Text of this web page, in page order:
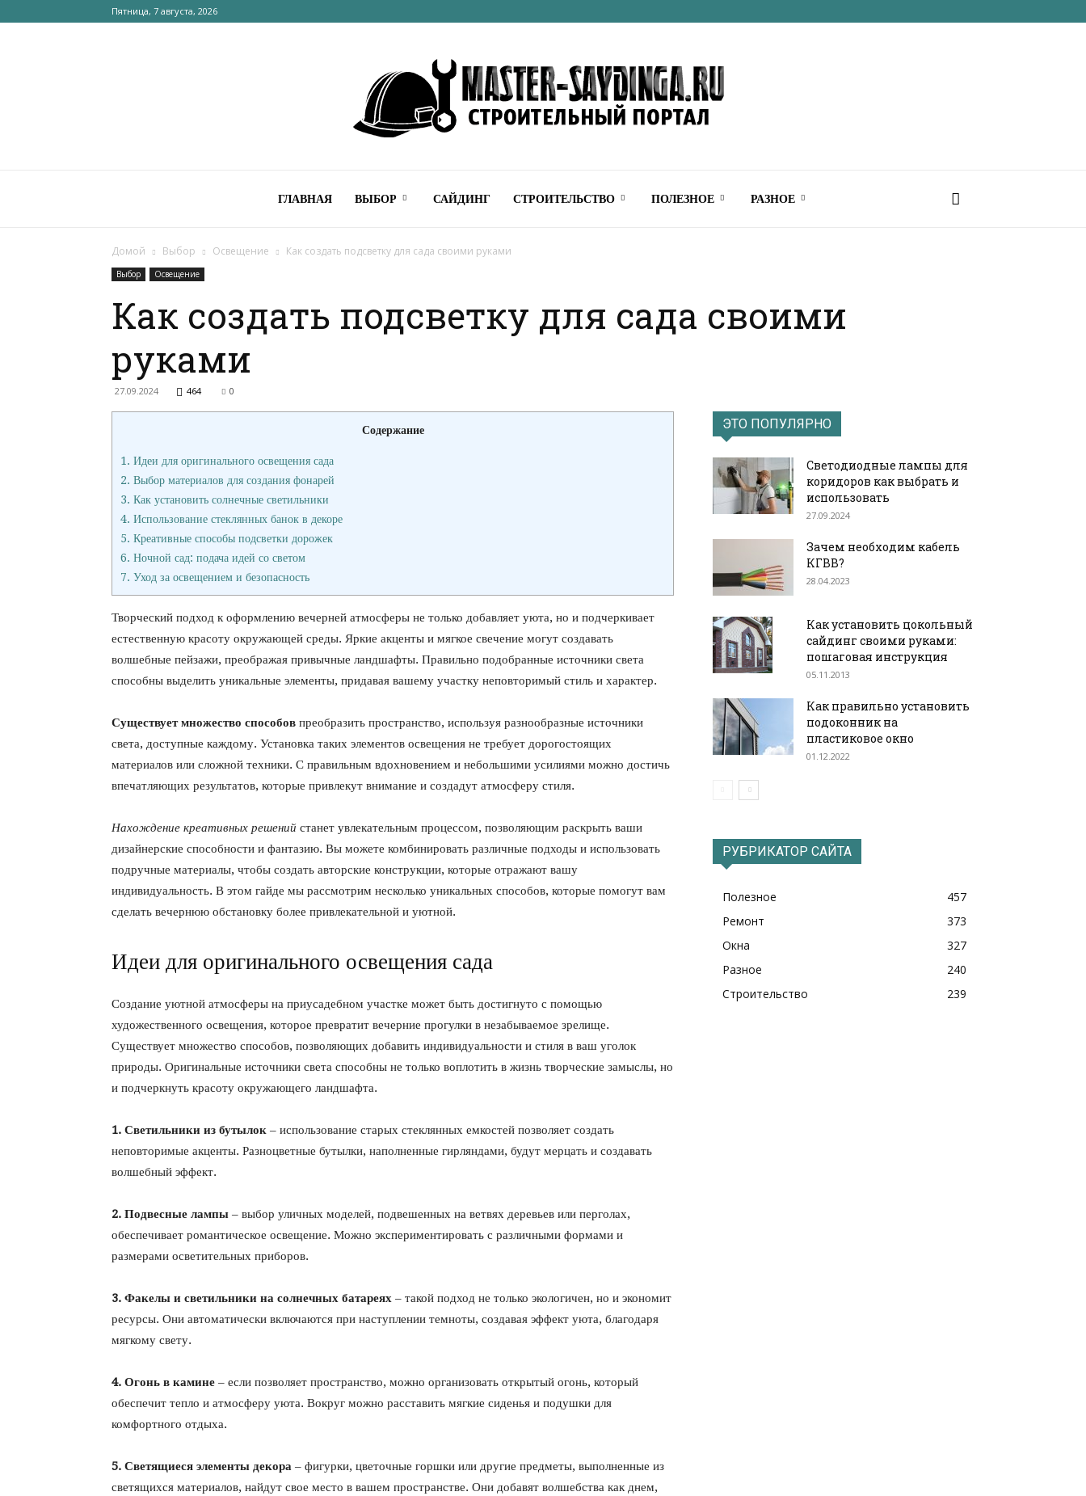
Пятница, 7 августа, 2026
Строительный
ГЛАВНАЯ ВЫБОР САЙДИНГ СТРОИТЕЛЬСТВО ПОЛЕЗНОЕ РАЗНОЕ
Домой Выбор Освещение Как создать подсветку для сада своими руками
Выбор Освещение
Как создать подсветку для сада своими
руками
27.09.2024 464 0
Содержание
1. Идеи для оригинального освещения сада
2. Выбор материалов для создания фонарей
3. Как установить солнечные светильники
4. Использование стеклянных банок в декоре
5. Креативные способы подсветки дорожек
6. Ночной сад: подача идей со светом
7. Уход за освещением и безопасность
Творческий подход к оформлению вечерней атмосферы не только добавляет уюта, но и подчеркивает
естественную красоту окружающей среды. Яркие акценты и мягкое свечение могут создавать
волшебные пейзажи, преображая привычные ландшафты. Правильно подобранные источники света
способны выделить уникальные элементы, придавая вашему участку неповторимый стиль и характер.
Существует множество способов преобразить пространство, используя разнообразные источники
света, доступные каждому. Установка таких элементов освещения не требует дорогостоящих
материалов или сложной техники. С правильным вдохновением и небольшими усилиями можно достичь
впечатляющих результатов, которые привлекут внимание и создадут атмосферу стиля.
Нахождение креативных решений станет увлекательным процессом, позволяющим раскрыть ваши
дизайнерские способности и фантазию. Вы можете комбинировать различные подходы и использовать
подручные материалы, чтобы создать авторские конструкции, которые отражают вашу
индивидуальность. В этом гайде мы рассмотрим несколько уникальных способов, которые помогут вам
сделать вечернюю обстановку более привлекательной и уютной.
Идеи для оригинального освещения сада
Создание уютной атмосферы на приусадебном участке может быть достигнуто с помощью
художественного освещения, которое превратит вечерние прогулки в незабываемое зрелище.
Существует множество способов, позволяющих добавить индивидуальности и стиля в ваш уголок
природы. Оригинальные источники света способны не только воплотить в жизнь творческие замыслы, но
и подчеркнуть красоту окружающего ландшафта.
1. Светильники из бутылок – использование старых стеклянных емкостей позволяет создать
неповторимые акценты. Разноцветные бутылки, наполненные гирляндами, будут мерцать и создавать
волшебный эффект.
2. Подвесные лампы – выбор уличных моделей, подвешенных на ветвях деревьев или перголах,
обеспечивает романтическое освещение. Можно экспериментировать с различными формами и
размерами осветительных приборов.
3. Факелы и светильники на солнечных батареях – такой подход не только экологичен, но и экономит
ресурсы. Они автоматически включаются при наступлении темноты, создавая эффект уюта, благодаря
мягкому свету.
4. Огонь в камине – если позволяет пространство, можно организовать открытый огонь, который
обеспечит тепло и атмосферу уюта. Вокруг можно расставить мягкие сиденья и подушки для
комфортного отдыха.
5. Светящиеся элементы декора – фигурки, цветочные горшки или другие предметы, выполненные из
светящихся материалов, найдут свое место в вашем пространстве. Они добавят волшебства как днем,
ЭТО ПОПУЛЯРНО
Светодиодные лампы для
коридоров как выбрать и
использовать
27.09.2024
Зачем необходим кабель
КГВВ?
28.04.2023
Как установить цокольный
сайдинг своими руками:
пошаговая инструкция
05.11.2013
Как правильно установить
подоконник на
пластиковое окно
01.12.2022
РУБРИКАТОР САЙТА
Полезное
457
Ремонт
373
Окна
327
Разное
240
Строительство
239